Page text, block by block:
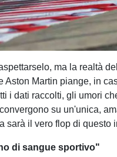
ma la realtà
Aston Martin piange, in
i dati raccolti, gli umori
su un'unica,
sarà il vero flop di questo
di sangue sportivo"